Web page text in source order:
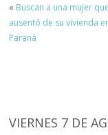
« Buscan a una mujer
ausentó de su vivienda
Paraná
VIERNES 7 DE